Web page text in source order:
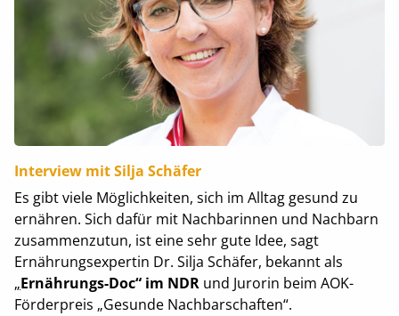
Interview mit Silja Schäfer
Es gibt viele Möglichkeiten, sich im Alltag gesund zu
ernähren. Sich dafür mit Nachbarinnen und Nachbarn
zusammenzutun, ist eine sehr gute Idee, sagt
Ernährungsexpertin Dr. Silja Schäfer, bekannt als
„Ernährungs-Doc“ im NDRund Jurorin beim AOK-
Förderpreis „Gesunde Nachbarschaften“.